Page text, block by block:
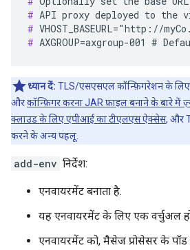
#
#
# AXGROUP=axgroup-001 #
ध्यान दें: TLS/एसएसएल कॉन्फ़िगरेशन के
औरकॉन्फ़िगर करना JAR फ़ाइल बनाने के बारे में
क्लाउड के लिए एपीआई का टीएलएस ऐक्सेस, और
करने के अन्य पहलू.
add-env निर्देश:
एनवायरमेंट बनाता है.
यह एनवायरमेंट के लिए एक वर्चुअल
एनवायरमेंट को, मैसेज प्रोसेसर के